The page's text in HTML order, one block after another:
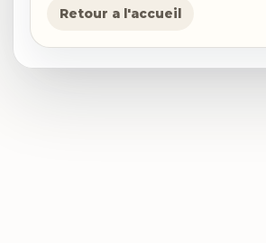
Retour a l'accueil